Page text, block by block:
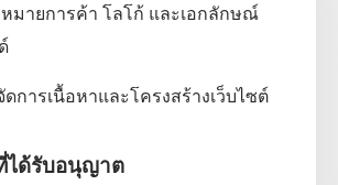
หมายการค้า โลโก้ และเอกลักษณ์
ดการเนื้อหาและโครงสร้างเว็บไซต์
ได้รับอนุญาต